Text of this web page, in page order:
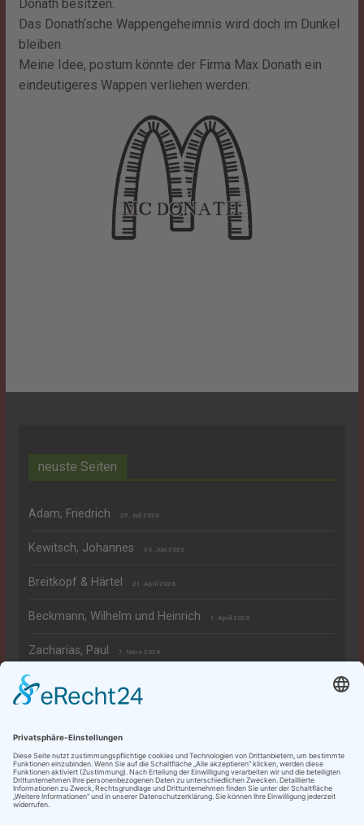
Donath besitzen.
Das Donath‘sche Wappengeheimnis wird doch im Dunkel
bleiben.
Meine Idee, postum könnte der Firma Max Donath ein
eindeutigeres Wappen verliehen werden:
neuste Seiten
Adam, Friedrich 25. Juli 2026
Kewitsch, Johannes 30. Juni 2026
Breitkopf & Härtel 21. April 2026
Beckmann, Wilhelm und Heinrich 1. April 2026
Zacharias, Paul 7. März 2026
Rechtliches
Datenschutzerklärung
Impressum